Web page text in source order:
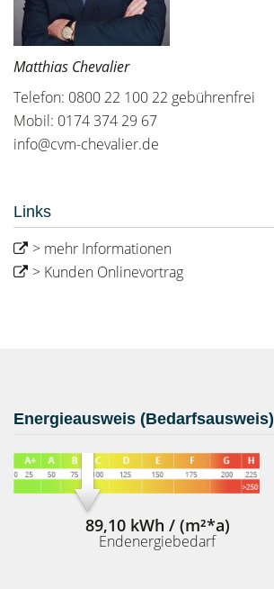
Matthias Chevalier
Telefon: 0800 22 100 22 gebührenfrei
Mobil: 0174 374 29 67
info@cvm-chevalier.de
Links
> mehr Informationen
> Kunden Onlinevortrag
Energieausweis (Bedarfsausweis)
89,10 kWh / (m²*a)
Endenergiebedarf